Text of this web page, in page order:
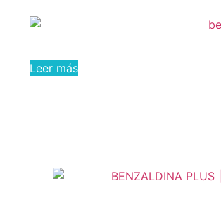
Leer más